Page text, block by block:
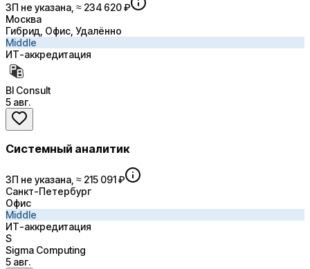
ЗП не указана, ≈ 234 620 ₽
Москва
Гибрид, Офис, Удалённо
Middle
ИТ-аккредитация
BI Consult
5 авг.
Системный аналитик
ЗП не указана, ≈ 215 091 ₽
Санкт-Петербург
Офис
Middle
ИТ-аккредитация
S
Sigma Computing
5 авг.